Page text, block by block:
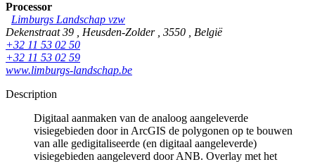
Processor
Limburgs Landschap vzw
Dekenstraat 39
Heusden-Zolder 3550
België
+32 11 53 02 50
+32 11 53 02 59
www.limburgs-landschap.be
Description
Digitaal aanmaken van de analoog aangeleverde
visiegebieden door in ArcGIS de polygonen op te bouwen
van alle gedigitaliseerde (en digitaal aangeleverde)
visiegebieden aangeleverd door ANB. Overlay met het